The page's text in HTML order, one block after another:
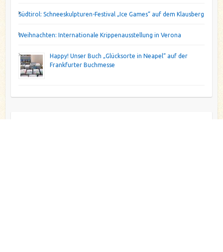
Südtirol: Schneeskulpturen-Festival „Ice Games“ auf dem Klausberg
Weihnachten: Internationale Krippenausstellung in Verona
Happy! Unser Buch „Glücksorte in Neapel“ auf der
Frankfurter Buchmesse